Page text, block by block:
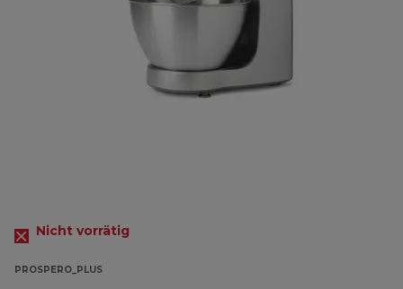
Nicht vorrätig
PROSPERO_PLUS